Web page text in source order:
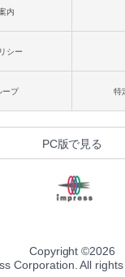
内
シー
ープ 特
PC版で見る
Copyright ©2026
Corporation. All